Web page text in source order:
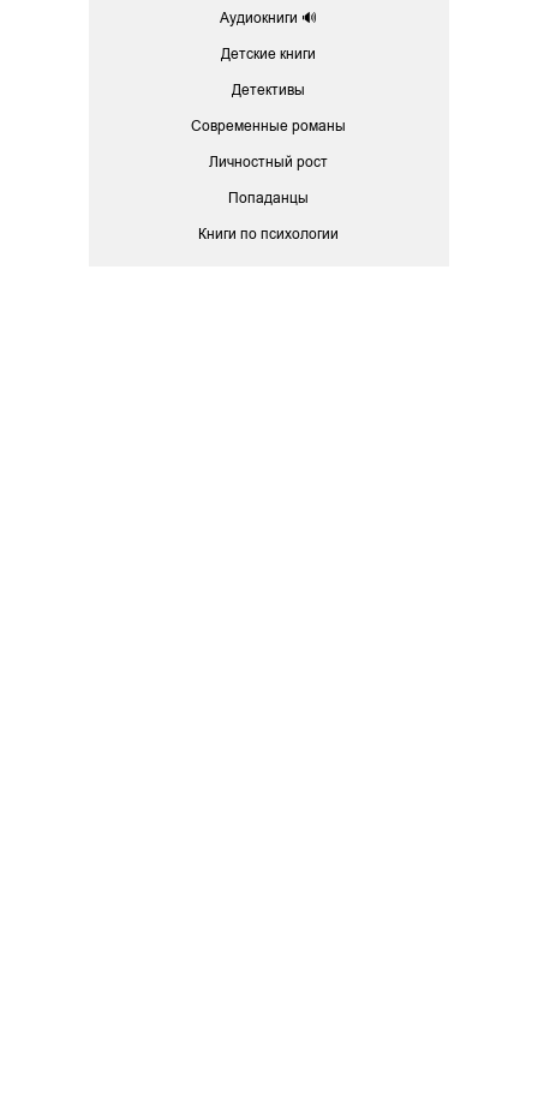
Аудиокниги 🔊
Детские книги
Детективы
Современные романы
Личностный рост
Попаданцы
Книги по психологии